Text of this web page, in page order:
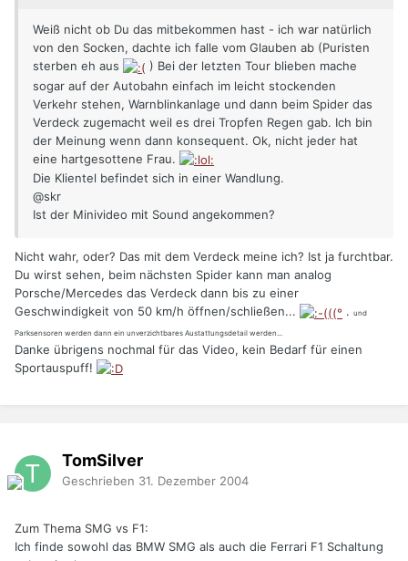
Weiß nicht ob Du das mitbekommen hast - ich war natürlich
von den Socken, dachte ich falle vom Glauben ab (Puristen
sterben eh aus
) Bei der letzten Tour blieben mache
sogar auf der Autobahn einfach im leicht stockenden
Verkehr stehen, Warnblinkanlage und dann beim Spider das
Verdeck zugemacht weil es drei Tropfen Regen gab. Ich bin
der Meinung wenn dann konsequent. Ok, nicht jeder hat
eine hartgesottene Frau.
Die Klientel befindet sich in einer Wandlung.
@skr
Ist der Minivideo mit Sound angekommen?
Nicht wahr, oder? Das mit dem Verdeck meine ich? Ist ja furchtbar.
Du wirst sehen, beim nächsten Spider kann man analog
Porsche/Mercedes das Verdeck dann bis zu einer
Geschwindigkeit von 50 km/h öffnen/schließen...
. und
Parksensoren werden dann ein unverzichtbares Austattungsdetail werden...
Danke übrigens nochmal für das Video, kein Bedarf für einen
Sportauspuff!
TomSilver
Geschrieben 31. Dezember 2004
Zum Thema SMG vs F1:
Ich finde sowohl das BMW SMG als auch die Ferrari F1 Schaltung